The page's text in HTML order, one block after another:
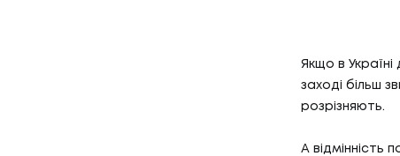
Якщо в
заході більш
розрізняють.
А